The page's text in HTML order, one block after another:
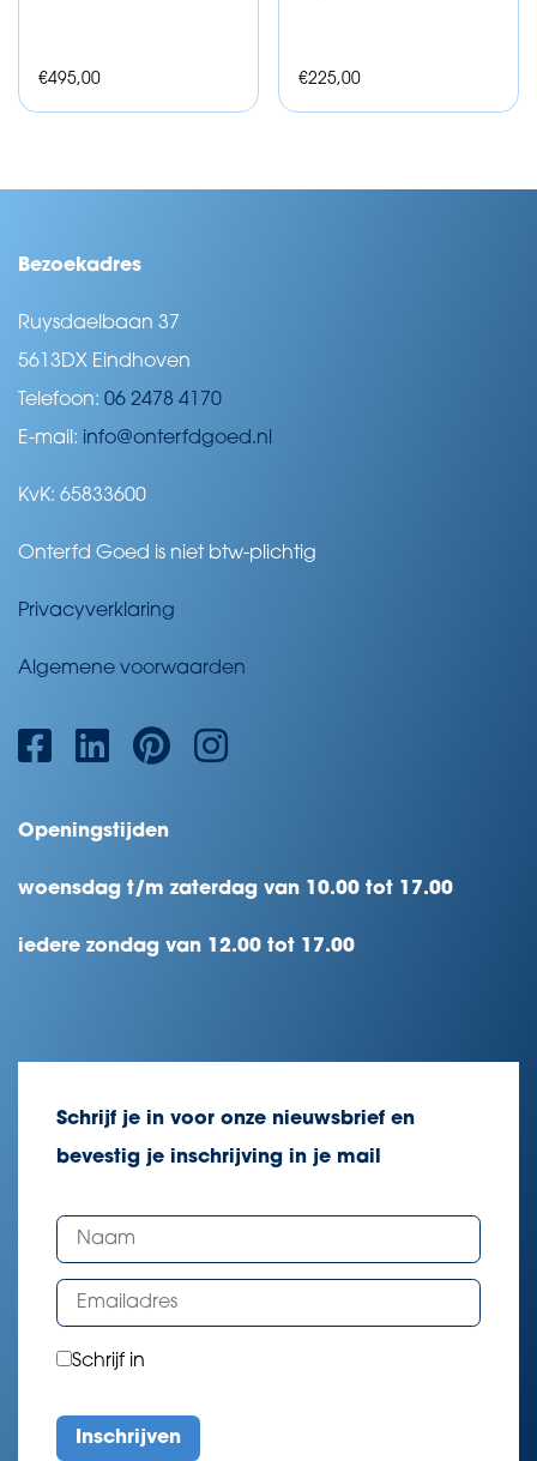
€495,00 €225,00
Bezoekadres
Ruysdaelbaan 37
5613DX Eindhoven
Telefoon: 06 2478 4170
E-mail: info@onterfdgoed.nl
KvK: 65833600
Onterfd Goed is niet btw-plichtig
Privacyverklaring
Algemene voorwaarden
Openingstijden
woensdag t/m zaterdag van 10.00 tot 17.00
iedere zondag van 12.00 tot 17.00
Schrijf je in voor onze nieuwsbrief en
bevestig je inschrijving in je mail
Schrijf in